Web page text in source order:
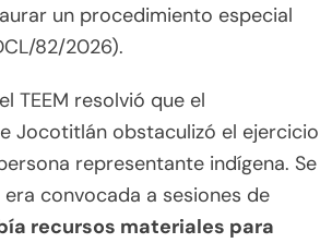
un procedimiento especial
82/2026).
TEEM resolvió que el
Jocotitlán obstaculizó el ejercicio
representante indígena. Se
convocada a sesiones de
recursos materiales para